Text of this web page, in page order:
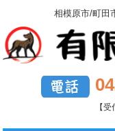
相模原市/町田
【